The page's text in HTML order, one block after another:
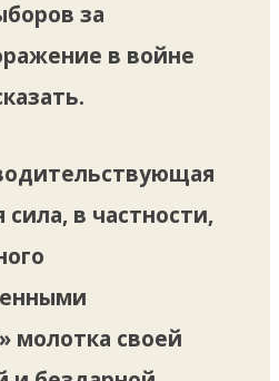
за
в войне
в частности,
молотка своей